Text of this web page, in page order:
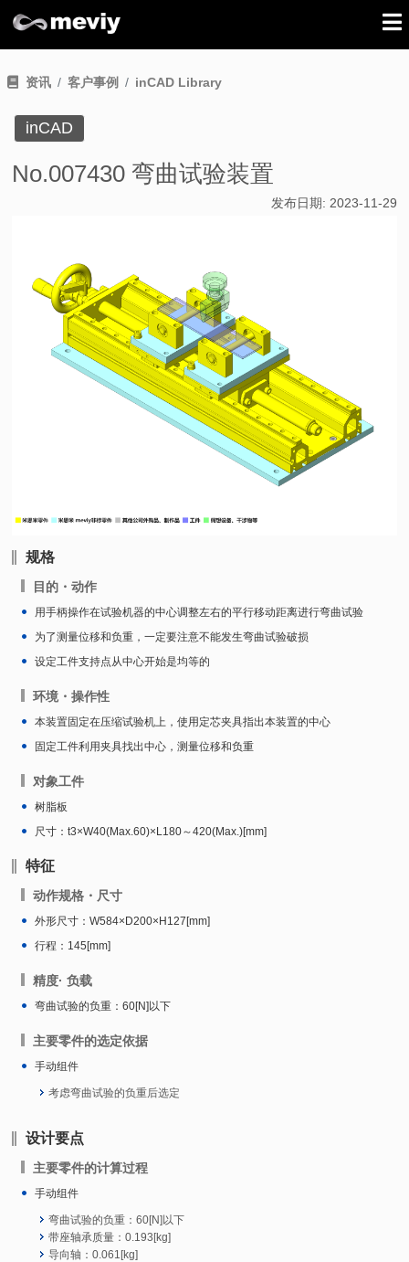
资讯 客户事例 inCAD Library
inCAD
No.007430 弯曲试验装置
发布日期: 2023-11-29
规格
目的・动作
用手柄操作在试验机器的中心调整左右的平行移动距离进行弯曲试验
为了测量位移和负重，一定要注意不能发生弯曲试验破损
设定工件支持点从中心开始是均等的
环境・操作性
本装置固定在压缩试验机上，使用定芯夹具指出本装置的中心
固定工件利用夹具找出中心，测量位移和负重
对象工件
树脂板
尺寸：t3×W40(Max.60)×L180～420(Max.)[mm]
特征
动作规格・尺寸
外形尺寸：W584×D200×H127[mm]
行程：145[mm]
精度· 负载
弯曲试验的负重：60[N]以下
主要零件的选定依据
手动组件
考虑弯曲试验的负重后选定
设计要点
主要零件的计算过程
手动组件
弯曲试验的负重：60[N]以下
带座轴承质量：0.193[kg]
导向轴：0.061[kg]